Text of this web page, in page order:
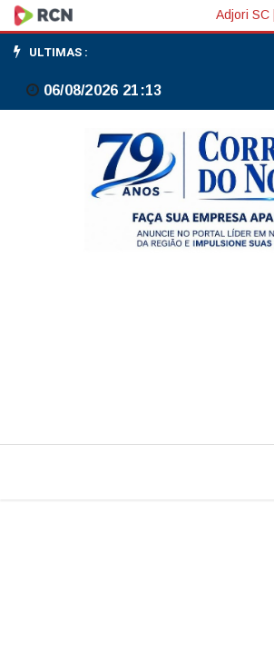
Brasileiros
têm
dia
Wimbledon
Adjori SC
ULTIMAS :
06/08/2026 21:13